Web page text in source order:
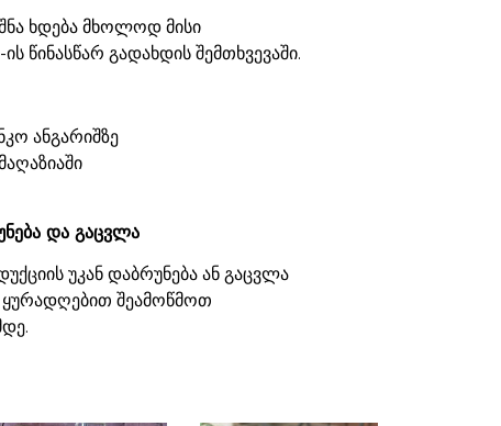
ხდება მხოლოდ მისი
წინასწარ გადახდის შემთხვევაში.
ანგარიშზე
და გაცვლა
უკან დაბრუნება ან გაცვლა
შეამოწმოთ